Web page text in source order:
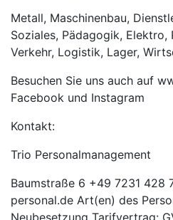
Metall, Maschinenbau,
Soziales, Pädagogik,
Verkehr, Logistik, Lager,
Besuchen Sie uns auch auf
Facebook und Instagram
Kontakt:
Trio Personalmanagement
Baumstraße 6 +49 7231 428
personal.de Art(en) des
Neubesetzung Tarifvertrag: